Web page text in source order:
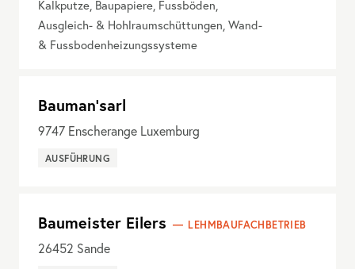
Kalkputze, Baupapiere, Fussböden,
Ausgleich- & Hohlraumschüttungen, Wand-
& Fussbodenheizungssysteme
Bauman'sarl
9747 Enscherange Luxemburg
AUSFÜHRUNG
Baumeister Eilers LEHMBAUFACHBETRIEB
26452 Sande